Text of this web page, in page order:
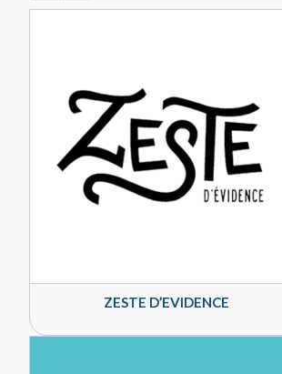
ZESTE D’EVIDENCE